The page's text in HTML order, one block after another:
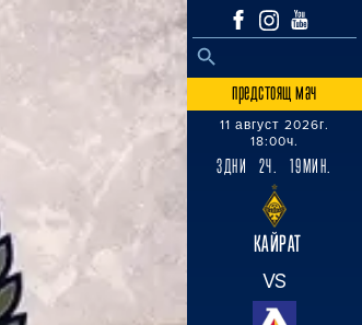
Search
SEARCH BUTTON
предстоящ мач
11 август 2026г.
18:00ч.
3ДНИ 2Ч. 19МИН.
КАЙРАТ
VS